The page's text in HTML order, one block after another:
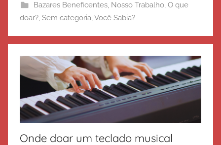
t
e
S
a
l
v
a
ç
ã
Bazares Beneficentes, Nosso Trabalho, O que
doar?, Sem categoria,Você Sabia?
Onde doar um teclado musical